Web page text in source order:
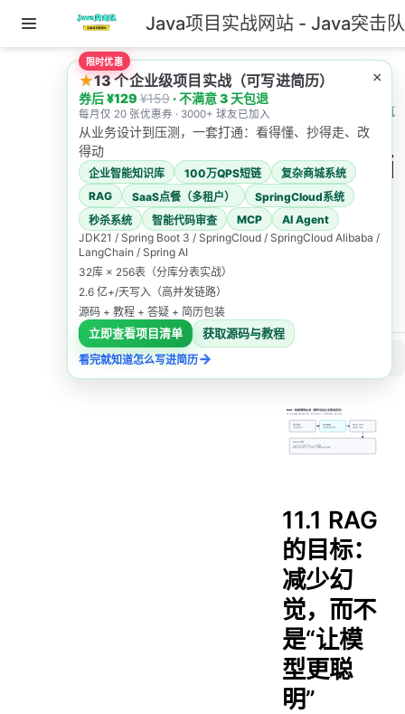
跳至主要內容 Java项目实战网站 - Java突击队
主页 AI教程导航
LangChain4j 教程导航
Embedding 与 RAG
Embeddi
ng 与
RAG
11.2.1 依赖（示例）
11.4 本章小结
11.1 RAG
的目标：
减少幻
觉，而不
是“让模
型更聪
明”
×
限时优惠
★13 个企业级项目实战（可写进简历）
券后 ¥129¥159· 不满意 3 天包退
每月仅 20 张优惠券 · 3000+ 球友已加入
从业务设计到压测，一套打通：看得懂、抄得走、改
得动
企业智能知识库 100万QPS短链
复杂商城系统
RAG
SaaS点餐（多租户）
SpringCloud系统
秒杀系统
智能代码审查 MCP
AI Agent
JDK21 / Spring Boot 3 / SpringCloud / SpringCloud Alibaba /
LangChain / Spring AI
32库 × 256表（分库分表实战）
2.6 亿+/天写入（高并发链路）
源码 + 教程 + 答疑 + 简历包装
立即查看项目清单
获取源码与教程
看完就知道怎么写进简历→